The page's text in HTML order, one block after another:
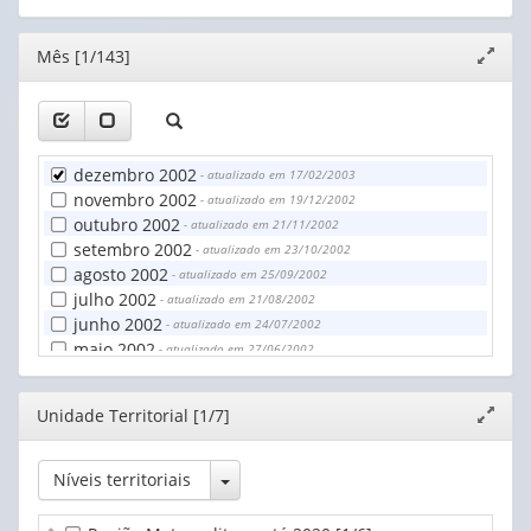
(1)
Editor
janela
Mês [1/143]
dezembro 2002 - atualizado em 17/02/2003
novembro 2002 - atualizado em 19/12/2002
outubro 2002 - atualizado em 21/11/2002
setembro 2002 - atualizado em 23/10/2002
agosto 2002 - atualizado em 25/09/2002
julho 2002 - atualizado em 21/08/2002
junho 2002 - atualizado em 24/07/2002
maio 2002 - atualizado em 27/06/2002
abril 2002- atualizado em 24/05/2002
março 2002
fevereiro 2002 - atualizado em 27/03/2002
janeiro 2002
dezembro 2001
novembro 2001- atualizado em 28/02/2002
outubro 2001
Editor
janela
Unidade Territorial [1/7]
Níveis territoriais Toggle Dropdown